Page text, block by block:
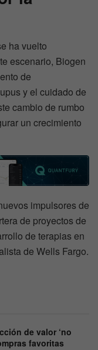
ha vuelto
escenario, Biogen
de
y el cuidado de
cambio de rumbo
un crecimiento
impulsores de
de proyectos de
de terapias en
de Wells Fargo.
de valor ‘no
favoritas